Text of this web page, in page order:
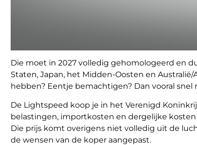
Die moet in 2027 volledig gehomologeerd en
Staten, Japan, het Midden-Oosten en
hebben? Eentje bemachtigen? Dan vooral snel
De Lightspeed koop je in het Verenigd
belastingen, importkosten en dergelijke
Die prijs komt overigens niet volledig uit de
de wensen van de koper aangepast.